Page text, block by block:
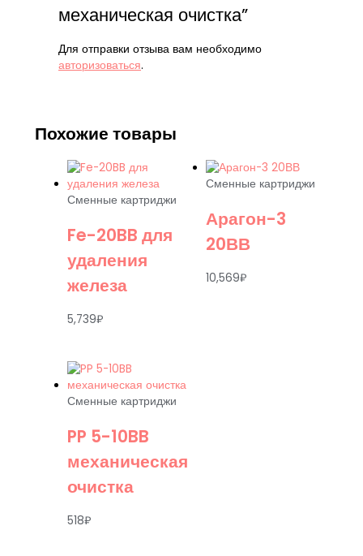
механическая очистка”
Для отправки отзыва вам необходимо
авторизоваться.
Похожие товары
Сменные картриджи
Fe-20BB для
удаления
железа
5,739₽
Сменные картриджи
Арагон-3
20ВВ
10,569₽
Сменные картриджи
PP 5-10BB
механическая
очистка
518₽